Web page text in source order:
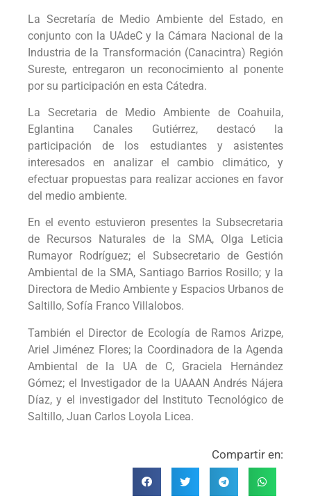
La Secretaría de Medio Ambiente del Estado, en
conjunto con la UAdeC y la Cámara Nacional de la
Industria de la Transformación (Canacintra) Región
Sureste, entregaron un reconocimiento al ponente
por su participación en esta Cátedra.
La Secretaria de Medio Ambiente de Coahuila,
Eglantina Canales Gutiérrez, destacó la
participación de los estudiantes y asistentes
interesados en analizar el cambio climático, y
efectuar propuestas para realizar acciones en favor
del medio ambiente.
En el evento estuvieron presentes la Subsecretaria
de Recursos Naturales de la SMA, Olga Leticia
Rumayor Rodríguez; el Subsecretario de Gestión
Ambiental de la SMA, Santiago Barrios Rosillo; y la
Directora de Medio Ambiente y Espacios Urbanos de
Saltillo, Sofía Franco Villalobos.
También el Director de Ecología de Ramos Arizpe,
Ariel Jiménez Flores; la Coordinadora de la Agenda
Ambiental de la UA de C, Graciela Hernández
Gómez; el Investigador de la UAAAN Andrés Nájera
Díaz, y el investigador del Instituto Tecnológico de
Saltillo, Juan Carlos Loyola Licea.
Compartir en: